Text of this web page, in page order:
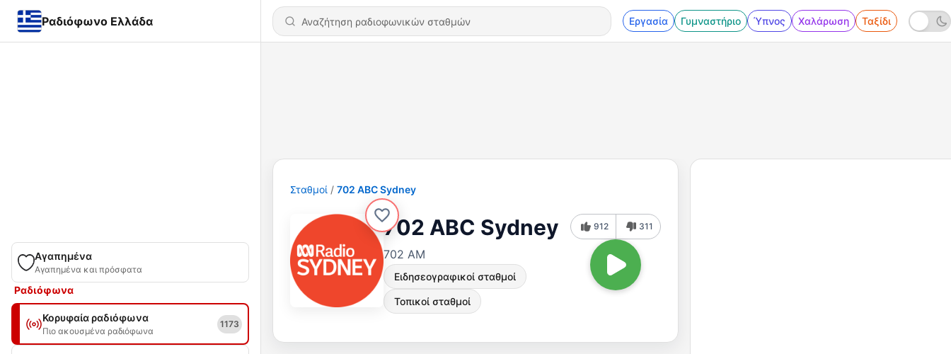
Ραδιόφωνο Ελλάδα Εργασία Γυμναστήριο Ύπνος Χαλάρωση Ταξίδι
Αγαπημένα
Αγαπημένα και πρόσφατα
Ραδιόφωνα
Κορυφαία ραδιόφωνα
Πιο ακουσμένα ραδιόφωνα
1173
Σταθμοί 702 ABC Sydney
702 ABC Sydney
702 AM
Ειδησεογραφικοί σταθμοί
Τοπικοί σταθμοί
912 311